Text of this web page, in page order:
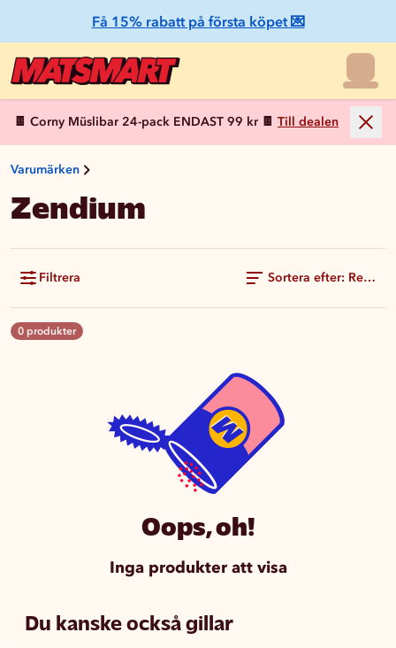
Få 15% rabatt på första köpet 💌
🍫 Corny Müslibar 24-pack ENDAST 99 kr 🍫 Till dealen
Varumärken
Zendium
Filtrera Sortera efter:
0 produkter
Oops, oh!
Inga produkter att visa
Du kanske också gillar